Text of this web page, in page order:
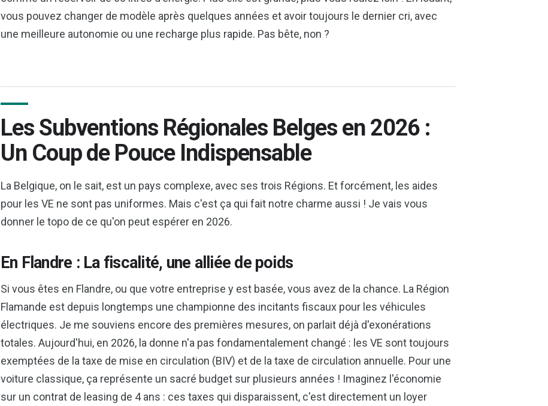
vous pouvez changer de modèle après quelques années et avoir toujours le dernier cri, avec
une meilleure autonomie ou une recharge plus rapide. Pas bête, non ?
Les Subventions Régionales Belges en 2026 :
Un Coup de Pouce Indispensable
La Belgique, on le sait, est un pays complexe, avec ses trois Régions. Et forcément, les aides
pour les VE ne sont pas uniformes. Mais c'est ça qui fait notre charme aussi ! Je vais vous
donner le topo de ce qu'on peut espérer en 2026.
En Flandre : La fiscalité, une alliée de poids
Si vous êtes en Flandre, ou que votre entreprise y est basée, vous avez de la chance. La Région
Flamande est depuis longtemps une championne des incitants fiscaux pour les véhicules
électriques. Je me souviens encore des premières mesures, on parlait déjà d'exonérations
totales. Aujourd'hui, en 2026, la donne n'a pas fondamentalement changé : les VE sont toujours
exemptées de la taxe de mise en circulation (BIV) et de la taxe de circulation annuelle. Pour une
voiture classique, ça représente un sacré budget sur plusieurs années ! Imaginez l'économie
sur un contrat de leasing de 4 ans : ces taxes qui disparaissent, c'est directement un loyer